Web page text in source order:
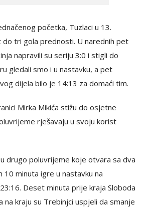
početka, Tuzlaci u 13.
do tri gola prednosti. U narednih pet
napravili su seriju 3:0 i stigli do
gledali smo i u nastavku, a pet
dijela bilo je 14:13 za domaći tim.
Mirka Mikića stižu do osjetne
rješavaju u svoju korist
drugo poluvrijeme koje otvara sa dva
10 minuta igre u nastavku na
Deset minuta prije kraja Sloboda
na kraju su Trebinjci uspjeli da smanje